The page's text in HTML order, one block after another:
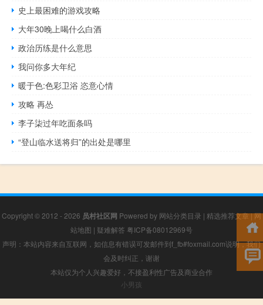
史上最困难的游戏攻略
大年30晚上喝什么白酒
政治历练是什么意思
我问你多大年纪
暖于色:色彩卫浴 恣意心情
攻略 再怂
李子柒过年吃面条吗
“登山临水送将归”的出处是哪里
Copyright © 2012 - 2026 员村社区网 Powered by 网站分类目录 | 精选推荐文章|网
站地图 | 疑难解答 粤ICP备08012969号
声明：本站内容来自互联网，如信息有错误可发邮件到f_fb#foxmail.com说明，我们
会及时纠正，谢谢
本站仅为个人兴趣爱好，不接盈利性广告及商业合作
小男孩